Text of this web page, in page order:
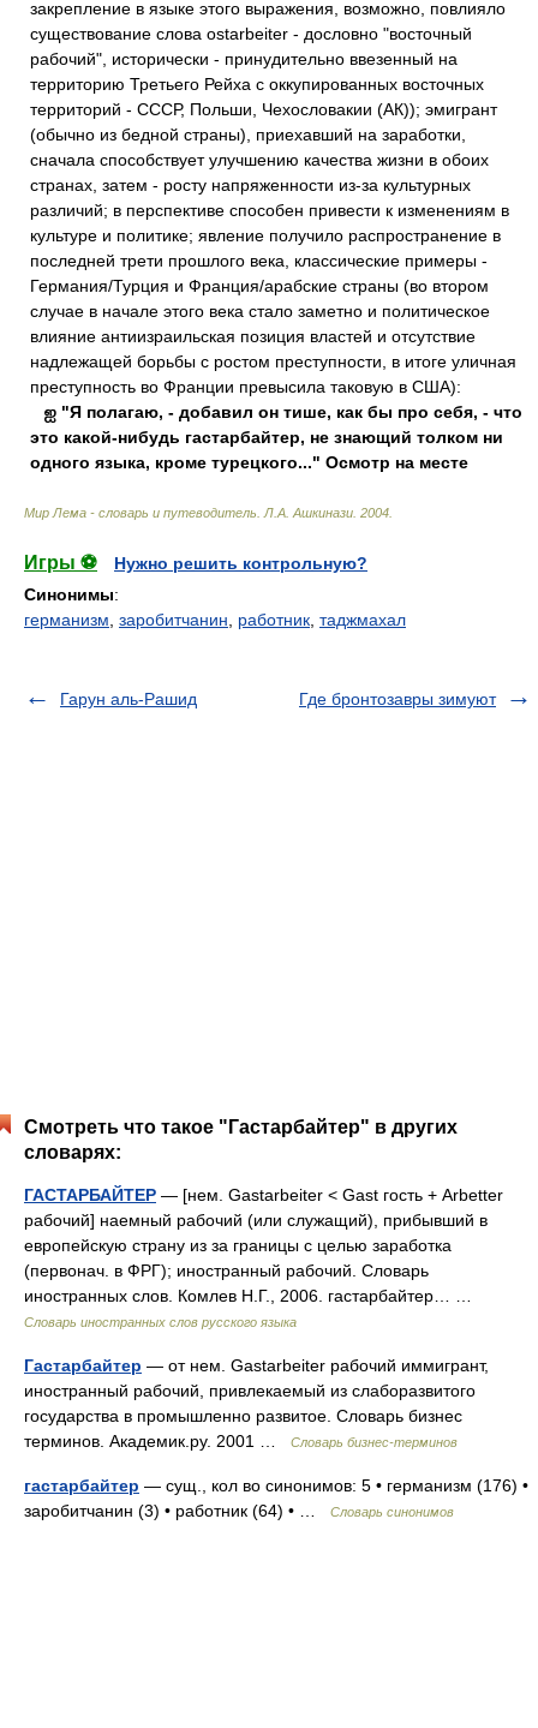
закрепление в языке этого выражения, возможно, повлияло
существование слова ostarbeiter - дословно "восточный
рабочий", исторически - принудительно ввезенный на
территорию Третьего Рейха с оккупированных восточных
территорий - СССР, Польши, Чехословакии (АК)); эмигрант
(обычно из бедной страны), приехавший на заработки,
сначала способствует улучшению качества жизни в обоих
странах, затем - росту напряженности из-за культурных
различий; в перспективе способен привести к изменениям в
культуре и политике; явление получило распространение в
последней трети прошлого века, классические примеры -
Германия/Турция и Франция/арабские страны (во втором
случае в начале этого века стало заметно и политическое
влияние антиизраильская позиция властей и отсутствие
надлежащей борьбы с ростом преступности, в итоге уличная
преступность во Франции превысила таковую в США):
ஐ "Я полагаю, - добавил он тише, как бы про себя, - что
это какой-нибудь гастарбайтер, не знающий толком ни
одного языка, кроме турецкого..." Осмотр на месте
Мир Лема - словарь и путеводитель Л.А. Ашкинази 2004
Игры ⚽
Нужно решить контрольную?
Синонимы:
германизм заробитчанин работник таджмахал
Гарун аль-Рашид Где бронтозавры зимуют
Смотреть что такое "Гастарбайтер" в других
словарях:
ГАСТАРБАЙТЕР — [нем. Gastarbeiter < Gast гость + Arbetter
рабочий] наемный рабочий (или служащий), прибывший в
европейскую страну из за границы с целью заработка
(первонач. в ФРГ); иностранный рабочий. Словарь
иностранных слов. Комлев Н.Г., 2006. гастарбайтер… …
Словарь иностранных слов русского языка
Гастарбайтер — от нем. Gastarbeiter рабочий иммигрант,
иностранный рабочий, привлекаемый из слаборазвитого
государства в промышленно развитое. Словарь бизнес
терминов. Академик.ру. 2001 …
Словарь бизнес-терминов
гастарбайтер — сущ., кол во синонимов: 5 • германизм (176) •
заробитчанин (3) • работник (64) • …
Словарь синонимов